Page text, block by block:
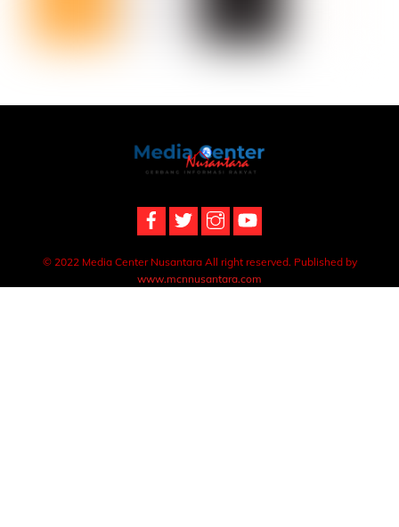
Back
To
© 2022 Media Center Nusantara All right reserved. Published by
www.mcnnusantara.com